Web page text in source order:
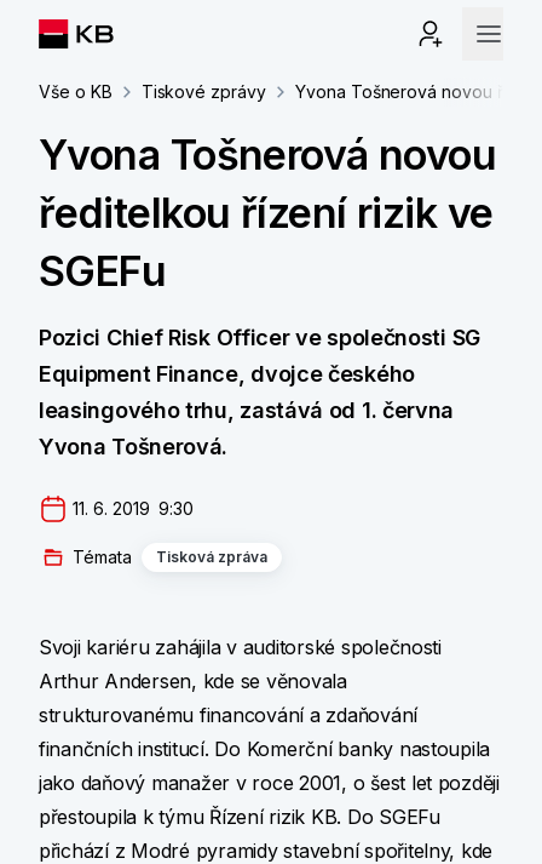
Vše o KB Tiskové zprávy Yvona Tošnerová novou
Yvona Tošnerová novou
ředitelkou řízení rizik ve
SGEFu
Pozici Chief Risk Officer ve společnosti SG
Equipment Finance, dvojce českého
leasingového trhu, zastává od 1. června
Yvona Tošnerová.
11. 6. 2019  9:30
Témata Tisková zpráva
Svoji kariéru zahájila v auditorské společnosti
Arthur Andersen, kde se věnovala
strukturovanému financování a zdaňování
finančních institucí. Do Komerční banky nastoupila
jako daňový manažer v roce 2001, o šest let později
přestoupila k týmu Řízení rizik KB. Do SGEFu
přichází z Modré pyramidy stavební spořitelny, kde